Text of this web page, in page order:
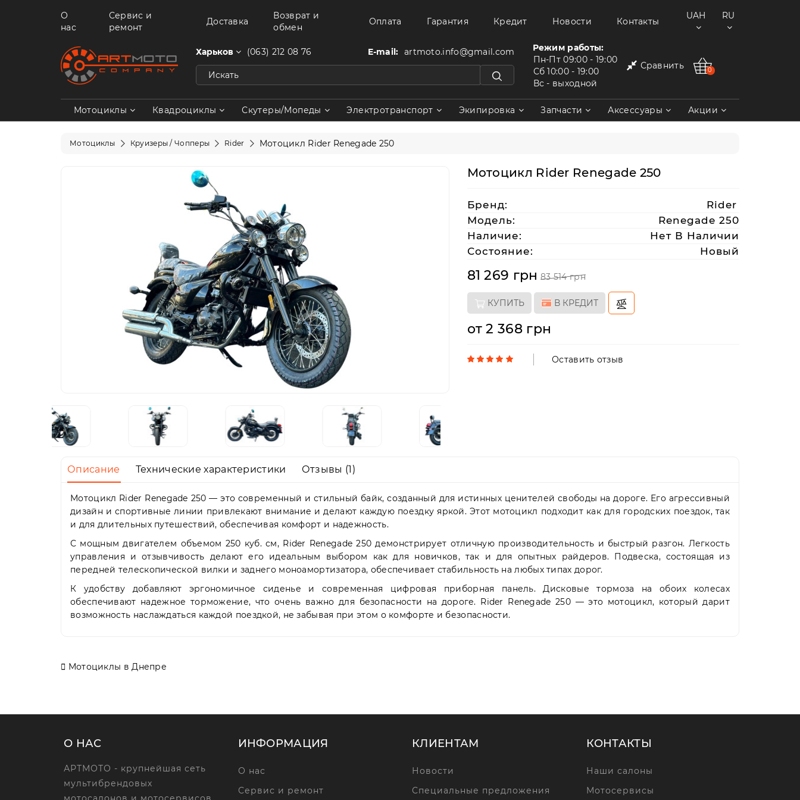
О
нас
Сервис и
ремонт
Доставка
Возврат и
обмен
Оплата Гарантия Кредит Новости Контакты
UAH RU
Харьков (063) 212 08 76 E-mail: artmoto.info@gmail.com
Режим работы:
Пн-Пт 09:00 - 19:00
Сб 10:00 - 19:00
Вс - выходной
Сравнить 0
Мотоциклы Квадроциклы Скутеры/Мопеды Электротранспорт Экипировка Запчасти Аксессуары Акции
Мотоциклы Круизеры / Чопперы Rider Мотоцикл Rider Renegade 250
Мотоцикл Rider Renegade 250
Бренд:
Rider
Модель:
Renegade 250
Наличие:
Нет В Наличии
Состояние:
Новый
81 269 грн 83 514 грн
КУПИТЬ В КРЕДИТ
от 2 368 грн
Оставить отзыв
Описание Технические характеристики Отзывы (1)
Мотоцикл Rider Renegade 250 — это современный и стильный байк, созданный для истинных ценителей свободы на дороге. Его агрессивный
дизайн и спортивные линии привлекают внимание и делают каждую поездку яркой. Этот мотоцикл подходит как для городских поездок, так
и для длительных путешествий, обеспечивая комфорт и надежность.
С мощным двигателем объемом 250 куб. см, Rider Renegade 250 демонстрирует отличную производительность и быстрый разгон. Легкость
управления и отзывчивость делают его идеальным выбором как для новичков, так и для опытных райдеров. Подвеска, состоящая из
передней телескопической вилки и заднего моноамортизатора, обеспечивает стабильность на любых типах дорог.
К удобству добавляют эргономичное сиденье и современная цифровая приборная панель. Дисковые тормоза на обоих колесах
обеспечивают надежное торможение, что очень важно для безопасности на дороге. Rider Renegade 250 — это мотоцикл, который дарит
возможность наслаждаться каждой поездкой, не забывая при этом о комфорте и безопасности.
Мотоциклы в Днепре
О НАС
АРТМОТО - крупнейшая сеть
мультибрендовых
ИНФОРМАЦИЯ
О нас
Сервис и ремонт
КЛИЕНТАМ
Новости
Специальные предложения
КОНТАКТЫ
Наши салоны
Мотосервисы